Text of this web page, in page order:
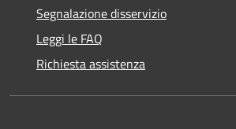
Segnalazione disservizio
Leggi le FAQ
Richiesta assistenza